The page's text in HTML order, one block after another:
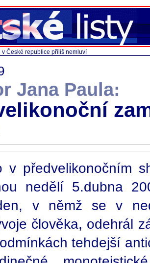
v České republice příliš nemluví
Jana Paula:
v předvelikonočním
nedělí 5.dubna
v němž se v
člověka, odehrál
tehdejší